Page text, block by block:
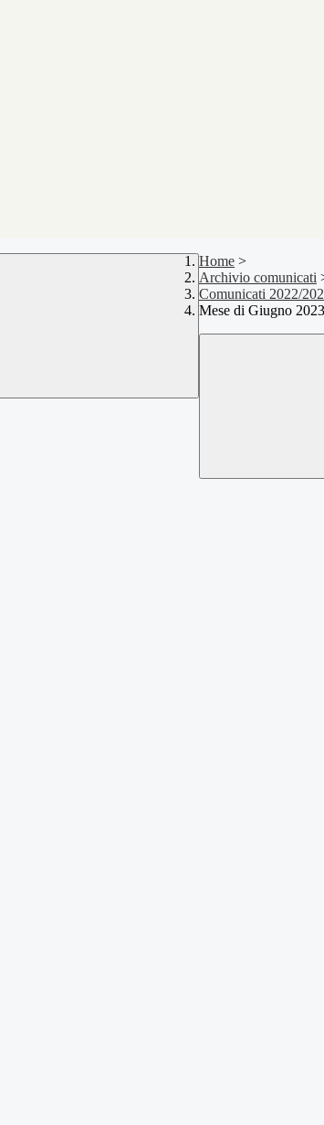
Home >
Archivio comunicati
Comunicati 2022/
Mese di Giugno 2023